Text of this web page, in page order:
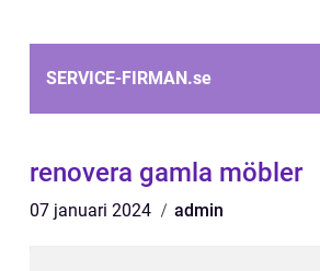
SERVICE-FIRMAN.se
renovera gamla möbler
07 januari 2024 admin